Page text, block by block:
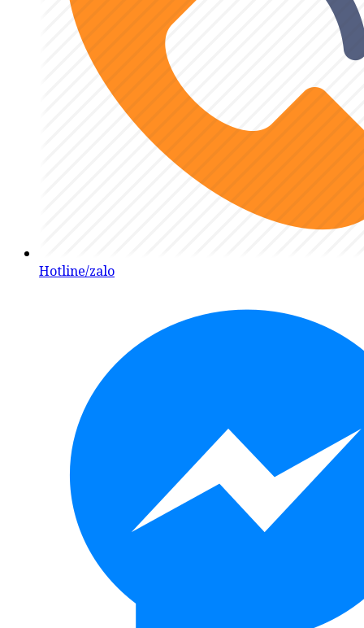
Hotline/zalo